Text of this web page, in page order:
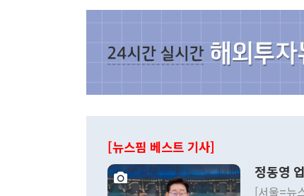
[뉴스핌 베스트 기사]
정동영
[서울=뉴